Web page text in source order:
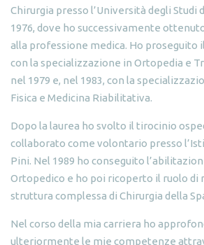
Chirurgia presso l’Università degli Studi
1976, dove ho successivamente
alla professione medica. Ho proseguito
con la specializzazione in Ortopedia e
nel 1979 e, nel 1983, con la
Fisica e Medicina Riabilitativa.
Dopo la laurea ho svolto il tirocinio
collaborato come volontario presso
Pini. Nel 1989 ho conseguito
Ortopedico e ho poi ricoperto il ruolo di
struttura complessa di Chirurgia della
Nel corso della mia carriera ho
ulteriormente le mie competenze